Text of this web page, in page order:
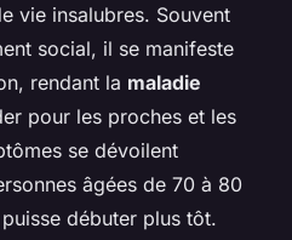
vie insalubres. Souvent
social, il se manifeste
rendant la maladie
pour les proches et les
se dévoilent
âgées de 70 à 80
débuter plus tôt.